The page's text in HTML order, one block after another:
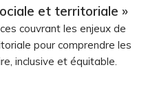
et territoriale »
couvrant les enjeux de
pour comprendre les
inclusive et équitable.